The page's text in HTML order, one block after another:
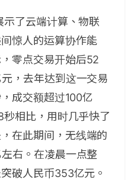
了云端计算、物联
惊人的运算协作能
零点交易开始后52
，去年达到这一交易
成交额超过100亿
相比，用时几乎快了
在此期间，无线端的
右。在凌晨一点整
破人民币353亿元。